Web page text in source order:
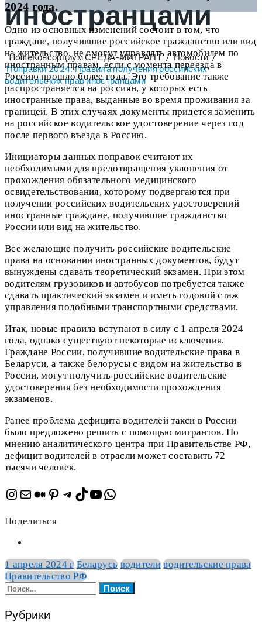
иностранцами
HomeКонсорциум СРЕДА-МИГРАНТ/Новости/
Поправки 2024: Правила получения российских
водительских прав иностранцами
2024 года.
Одно из основных изменений состоит в том, что
граждане, получившие российское гражданство или вид
на жительство, не смогут управлять автомобилем по
иностранным правам, если с момента переезда в
Россию прошло более года. Это требование также
распространяется на россиян, у которых есть
иностранные права, выданные во время проживания за
границей. В этих случаях документы придется заменить
на российское водительское удостоверение через год
после первого въезда в Россию.
Инициаторы данных поправок считают их
необходимыми для предотвращения уклонения от
прохождения обязательного медицинского
освидетельствования, которому подвергаются при
получении российских водительских удостоверений
иностранные граждане, получившие гражданство
России или вид на жительство.
Все желающие получить российские водительские
права на основании иностранных документов, будут
вынуждены сдавать теоретический экзамен. При этом
водителям грузовиков и автобусов потребуется также
сдавать практический экзамен и иметь годовой стаж
управления подобными транспортными средствами.
Итак, новые правила вступают в силу с 1 апреля 2024
года, однако существуют некоторые исключения.
Граждане России, получившие водительские права в
Беларуси, а также белорусы с видом на жительство в
России, могут получить российские водительские
удостоверения без необходимости прохождения
экзаменов.
Ранее проблема дефицита водителей такси в России
было предложено решить с помощью мигрантов. По
мнению аналитического центра при Правительстве РФ,
дефицит водителей в отрасли может составить 72
тысячи человек.
Instagram
Почта
Средний
Pinterest
Telegram
TikTok
YouTube
WhatsApp
Поделиться
1 апреля 2024 г Беларусь водители водительские права
Правительство РФ
Найти:
Рубрики